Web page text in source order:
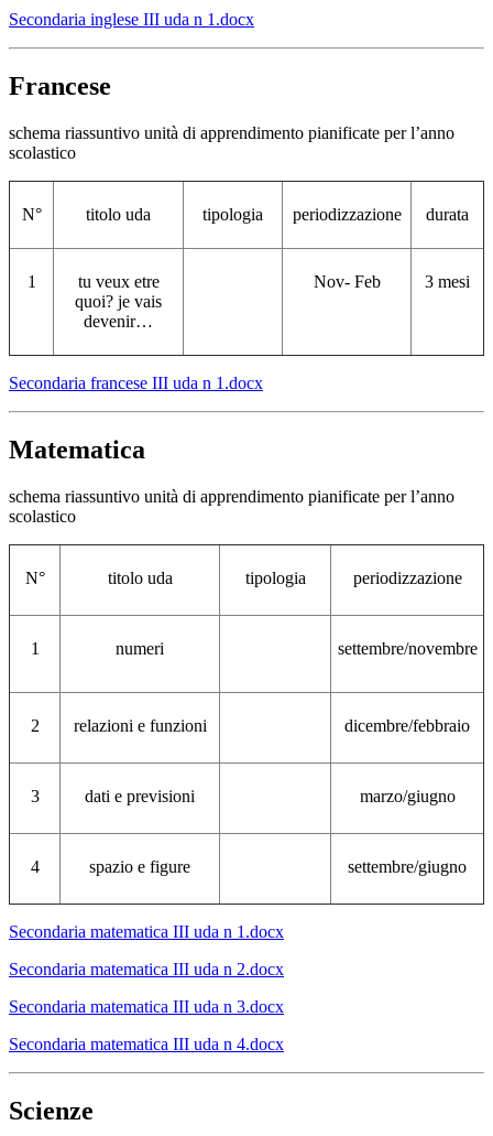
Secondaria inglese III uda n 1.docx
Francese
schema riassuntivo unità di apprendimento pianificate per l’anno
scolastico
N° titolo uda tipologia periodizzazione durata
1
tu veux etre
quoi? je vais
devenir…
Nov- Feb 3 mesi
Secondaria francese III uda n 1.docx
Matematica
schema riassuntivo unità di apprendimento pianificate per l’anno
scolastico
N° titolo uda tipologia periodizzazione
1 numeri settembre/novembre
2 relazioni e funzioni dicembre/febbraio
3 dati e previsioni marzo/giugno
4 spazio e figure settembre/giugno
Secondaria matematica III uda n 1.docx
Secondaria matematica III uda n 2.docx
Secondaria matematica III uda n 3.docx
Secondaria matematica III uda n 4.docx
Scienze